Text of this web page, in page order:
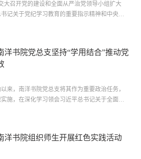
大召开党的建设和全面从严治党领导小组扩大
记关于党纪学习教育的重要指示精神和中央党
关与直属单位主要负责同志参加会议。会议指
洋书院党总支坚持“学用结合”推动党
来，南洋书院党总支将其作为重要政治任务，
施，在深化学习领会习近平总书记关于全面加
真落实总支书记讲党课、支部书记讲党课等日
洋书院组织师生开展红色实践活动